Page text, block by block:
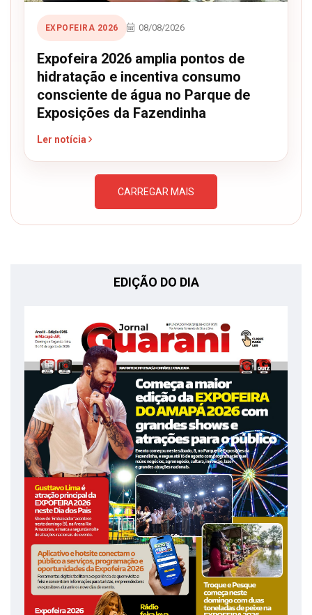
EXPOFEIRA 2026 08/08/2026
Expofeira 2026 amplia pontos de
hidratação e incentiva consumo
consciente de água no Parque de
Exposições da Fazendinha
Ler notícia
CARREGAR MAIS
EDIÇÃO DO DIA